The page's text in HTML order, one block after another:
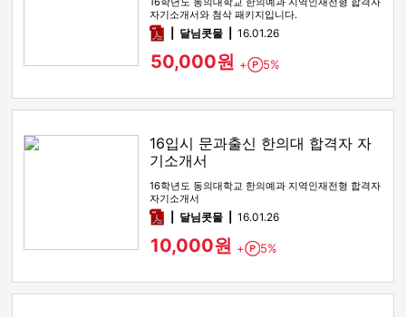
자기소개서와 첨삭 패키지입니다.
pdf달님콧물 16.01.26
50,000원 + Point
5%
16입시 문과출신 한의대 합격자 자
기소개서
16학년도 동의대학교 한의예과 지역인재전형 합격자
자기소개서
pdf달님콧물 16.01.26
10,000원 + Point
5%